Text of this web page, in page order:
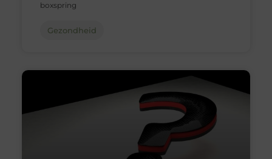
boxspring
Gezondheid